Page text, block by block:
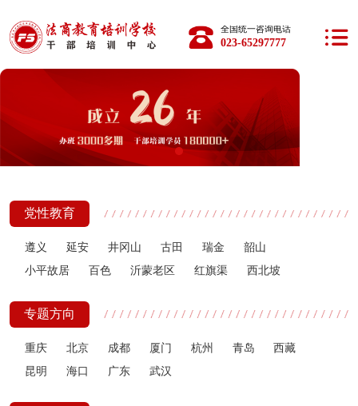
全国统一咨询电话：
023-65297777
党性教育
遵义 延安 井冈山 古田 瑞金
韶山
小平故居
百色 沂蒙老区 红旗渠 西北坡
专题方向
重庆 北京 成都 厦门 杭州 青岛
西藏
昆明
海口 广东 武汉